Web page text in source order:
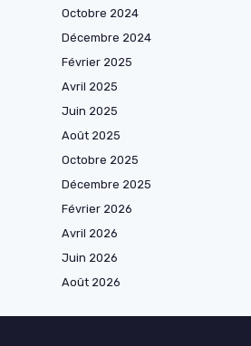
Octobre 2024
Décembre 2024
Février 2025
Avril 2025
Juin 2025
Août 2025
Octobre 2025
Décembre 2025
Février 2026
Avril 2026
Juin 2026
Août 2026